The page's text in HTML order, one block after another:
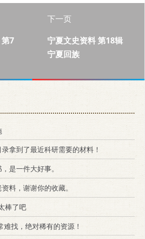
7
下一页
宁夏文史资料 第18辑
宁夏回族
录拿到了最近科研需要的材料！
是一件大好事。
料，谢谢你的收藏。
棒了吧
难找，绝对稀有的资源！